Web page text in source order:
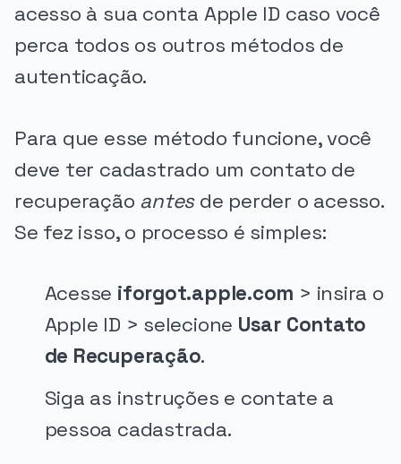
acesso à sua conta Apple ID caso você
perca todos os outros métodos de
autenticação.
Para que esse método funcione, você
deve ter cadastrado um contato de
recuperação antesde perder o acesso.
Se fez isso, o processo é simples:
Acesse iforgot.apple.com > insira o
Apple ID > selecione Usar Contato
de Recuperação.
Siga as instruções e contate a
pessoa cadastrada.